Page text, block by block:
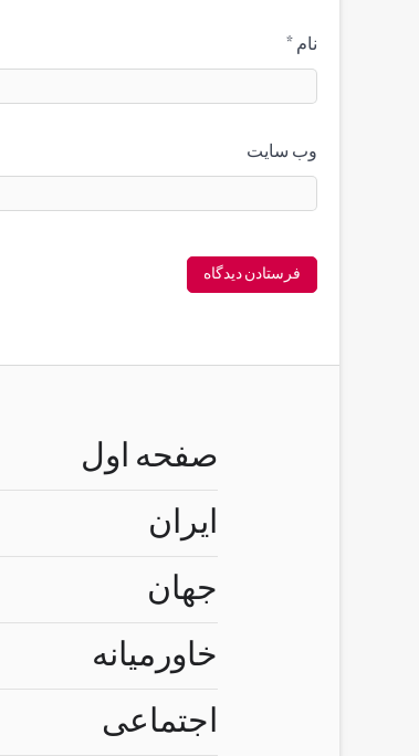
نام *
وب‌ سایت
صفحه اول
ایران
جهان
خاورمیانه
اجتماعی